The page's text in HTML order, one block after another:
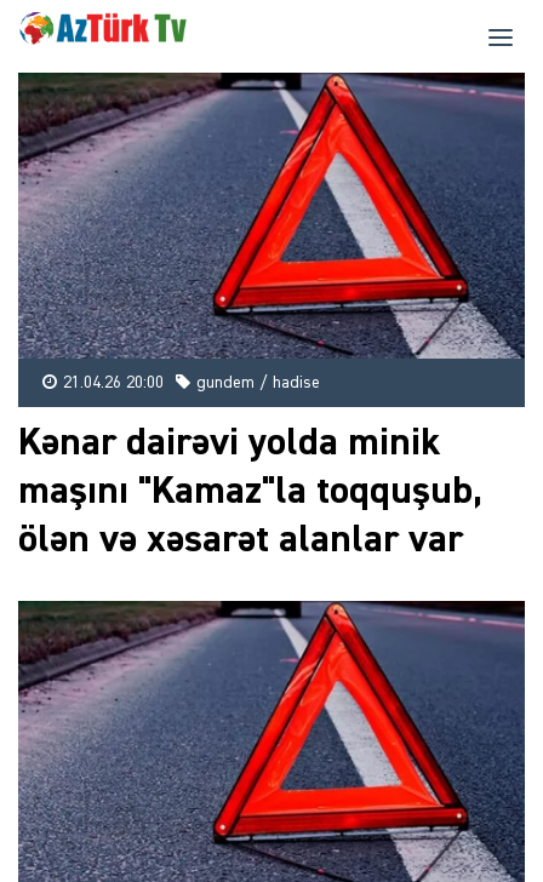
21.04.26 20:00 gundem / hadise
Kənar dairəvi yolda minik
maşını "Kamaz"la toqquşub,
ölən və xəsarət alanlar var